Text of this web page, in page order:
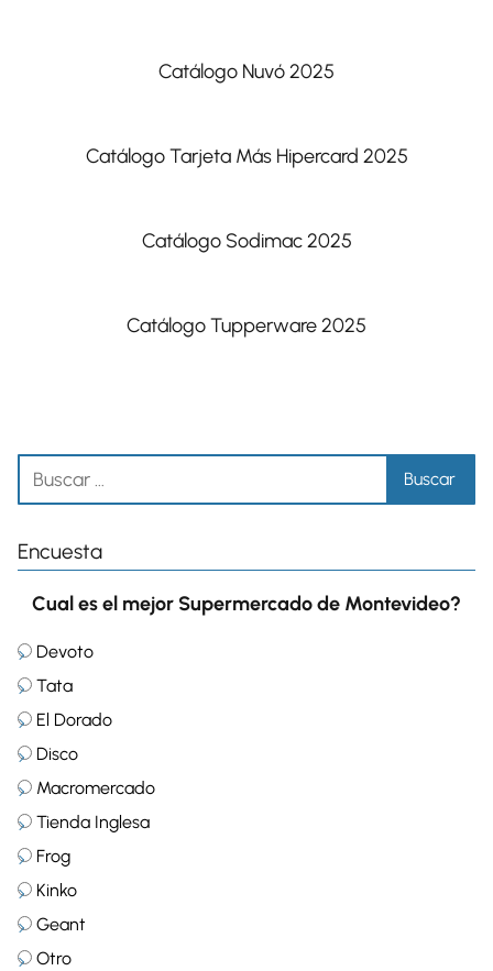
Catálogo Nuvó 2025
Catálogo Tarjeta Más Hipercard 2025
Catálogo Sodimac 2025
Catálogo Tupperware 2025
Encuesta
Cual es el mejor Supermercado de Montevideo?
Devoto
Tata
El Dorado
Disco
Macromercado
Tienda Inglesa
Frog
Kinko
Geant
Otro